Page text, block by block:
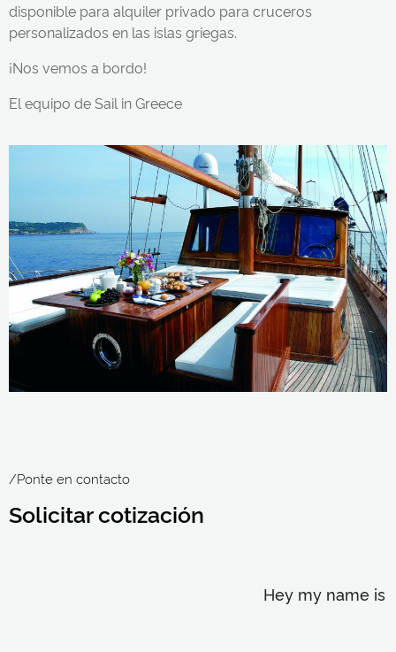
disponible para alquiler privado para cruceros
personalizados en las islas griegas.
¡Nos vemos a bordo!
El equipo de Sail in Greece
/Ponte en contacto
Solicitar cotización
Hey my name is